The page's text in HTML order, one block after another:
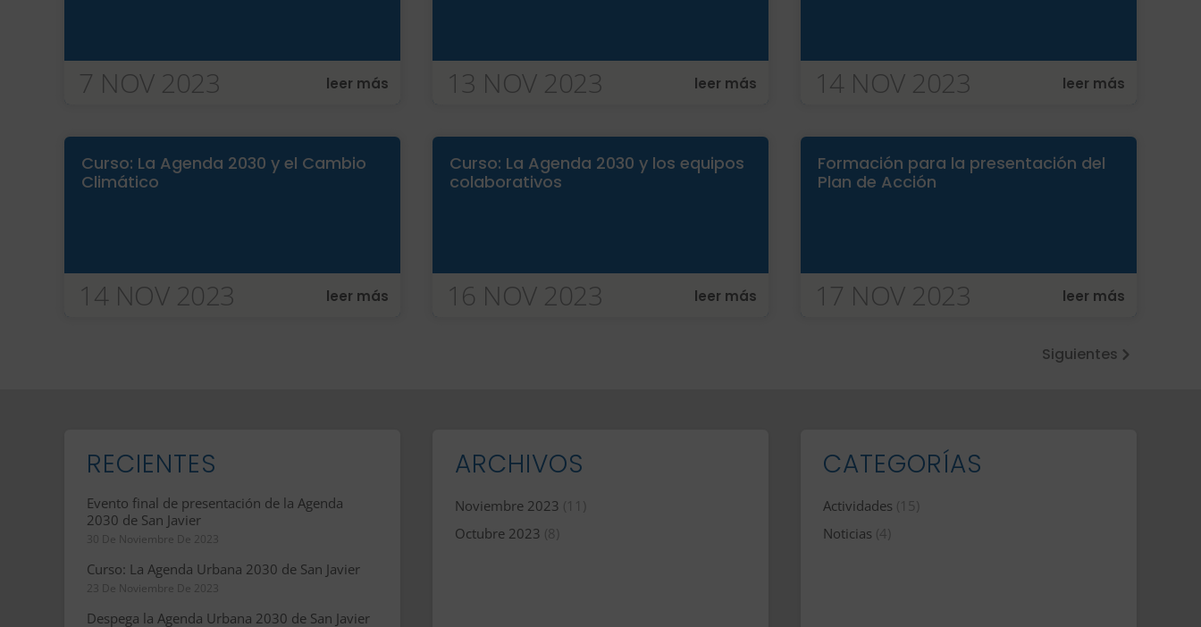
7 NOV 2023 leer más
Curso: La Agenda 2030 y el Cambio
Climático
14 NOV 2023 leer más
13 NOV 2023 leer más
Curso: La Agenda 2030 y los equipos
colaborativos
16 NOV 2023 leer más
14 NOV 2023 leer más
Formación para la presentación del
Plan de Acción
17 NOV 2023 leer más
RECIENTES
Evento final de presentación de la Agenda
2030 de San Javier
30 De Noviembre De 2023
Curso: La Agenda Urbana 2030 de San Javier
23 De Noviembre De 2023
Despega la Agenda Urbana 2030 de San Javier
ARCHIVOS
Noviembre 2023 (11)
Octubre 2023 (8)
CATEGORÍAS
Actividades (15)
Noticias (4)